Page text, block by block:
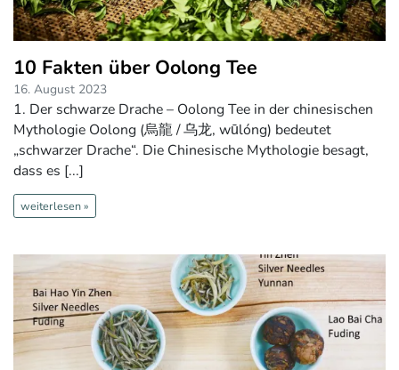
10 Fakten über Oolong Tee
16. August 2023
1. Der schwarze Drache – Oolong Tee in der chinesischen
Mythologie Oolong (烏龍 / 乌龙, wūlóng) bedeutet
„schwarzer Drache“. Die Chinesische Mythologie besagt,
dass es [...]
weiterlesen »